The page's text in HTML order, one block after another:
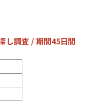
し調査 / 期間45日間